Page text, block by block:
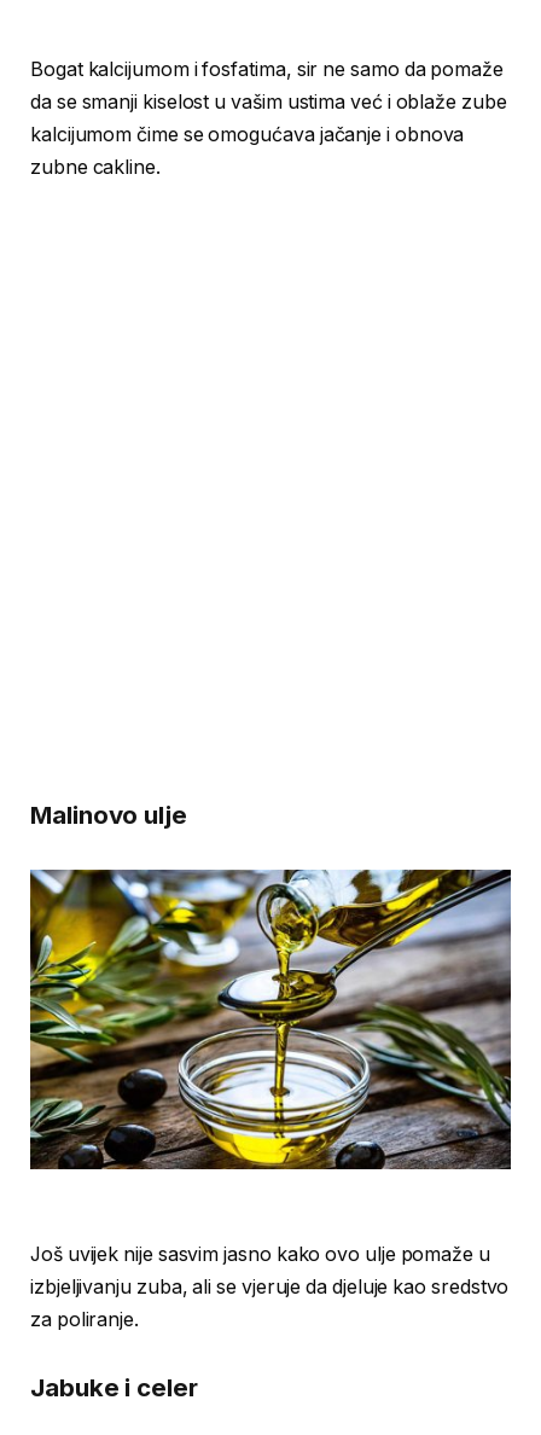
Bogat kalcijumom i fosfatima, sir ne samo da pomaže
da se smanji kiselost u vašim ustima već i oblaže zube
kalcijumom čime se omogućava jačanje i obnova
zubne cakline.
Malinovo ulje
Još uvijek nije sasvim jasno kako ovo ulje pomaže u
izbjeljivanju zuba, ali se vjeruje da djeluje kao sredstvo
za poliranje.
Jabuke i celer